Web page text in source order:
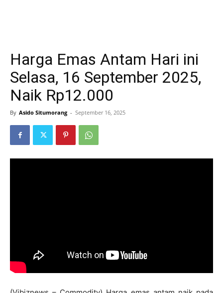
Harga Emas Antam Hari ini
Selasa, 16 September 2025,
Naik Rp12.000
By Asido Situmorang - September 16, 2025